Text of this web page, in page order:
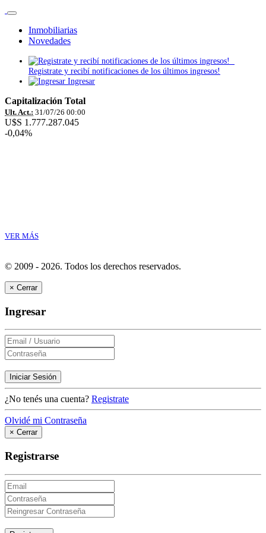
Inmobiliarias
Novedades
Registrate y recibí notificaciones de los últimos ingresos!
Ingresar
Capitalización Total
Ult. Act.: 31/07/26 00:00
U$S 1.777.287.045
-0,04%
VER MÁS
© 2009 - 2026. Todos los derechos reservados.
× Cerrar
Ingresar
Iniciar Sesión
¿No tenés una cuenta? Registrate
Olvidé mi Contraseña
× Cerrar
Registrarse